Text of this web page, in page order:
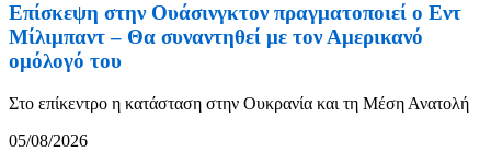
Επίσκεψη στην Ουάσινγκτον πραγματοποιεί ο Εντ
Μίλιμπαντ – Θα συναντηθεί με τον Αμερικανό
ομόλογό του
Στο επίκεντρο η κατάσταση στην Ουκρανία και τη Μέση Ανατολή
05/08/2026